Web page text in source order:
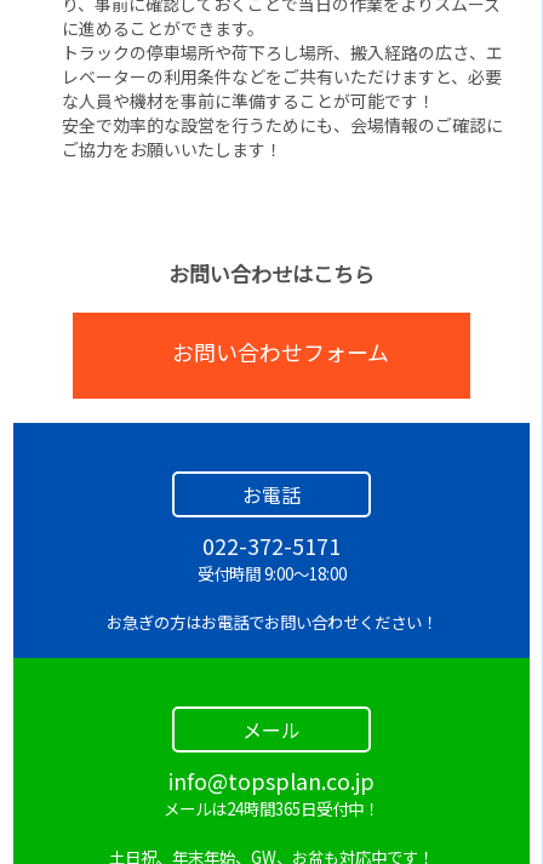
に進めることができます。
トラックの停車場所や荷下ろし場所、搬入経路の広さ、エ
レベーターの利用条件などをご共有いただけますと、必要
な人員や機材を事前に準備することが可能です！
安全で効率的な設営を行うためにも、会場情報のご確認に
ご協力をお願いいたします！
お問い合わせはこちら
お問い合わせフォーム
お電話
022-372-5171
受付時間 9:00～18:00
お急ぎの方はお電話でお問い合わせください！
メール
info@topsplan.co.jp
メールは24時間365日受付中！
土日祝、年末年始、GW、お盆も対応中です！